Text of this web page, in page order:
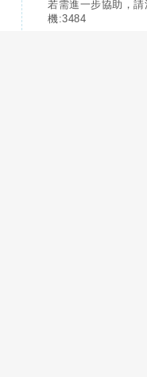
若需進一步協助，
機:3484